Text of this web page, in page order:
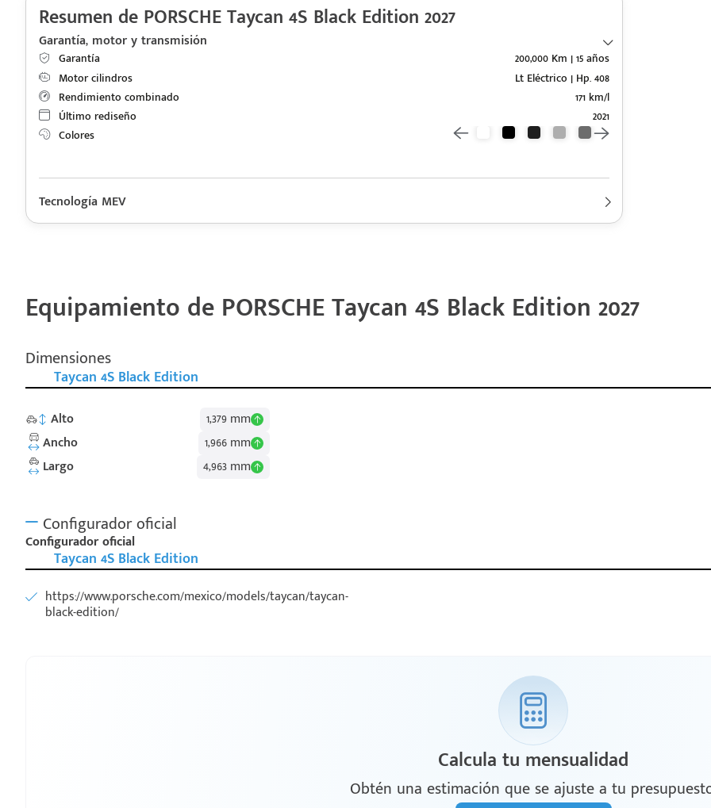
Resumen de PORSCHE Taycan 4S Black Edition 2027
Garantía, motor y transmisión
Garantía
200,000 Km | 15 años
Motor cilindros
Lt Eléctrico | Hp. 408
Rendimiento combinado
171 km/l
Último rediseño
2021
Colores
Tecnología MEV
Descripción de funcionamiento motorización PORSCHE Taycan 2027
Equipamiento de PORSCHE Taycan 4S Black Edition 2027
Dimensiones
Taycan 4S Black Edition
Alto
1,379 mm
Ancho
1,966 mm
Largo
4,963 mm
Configurador oficial
Configurador oficial
Taycan 4S Black Edition
https://www.porsche.com/mexico/models/taycan/taycan-
black-edition/
Calcula tu mensualidad
Obtén una estimación que se ajuste a tu